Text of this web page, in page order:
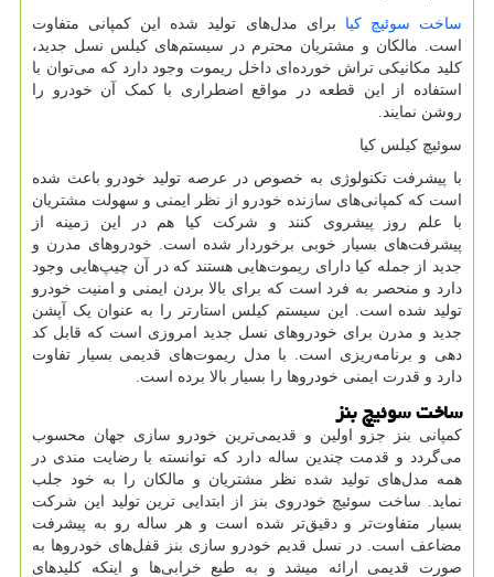
ساخت سوئیچ کیا برای مدل‌های تولید شده این کمپانی متفاوت
است. مالکان و مشتریان محترم در سیستم‌های کیلس نسل جدید،
کلید مکانیکی تراش خورده‌ای داخل ریموت وجود دارد که می‌توان با
استفاده از این قطعه در مواقع اضطراری با کمک آن خودرو را
روشن نمایند.
سوئیچ کیلس کیا
با پیشرفت تکنولوژی به خصوص در عرصه تولید خودرو باعث شده
است که کمپانی‌های سازنده خودرو از نظر ایمنی و سهولت مشتریان
با علم روز پیشروی کنند و شرکت کیا هم در این زمینه از
پیشرفت‌های بسیار خوبی برخوردار شده است. خودروهای مدرن و
جدید از جمله کیا دارای ریموت‌هایی هستند که در آن چیپ‌هایی وجود
دارد و منحصر به فرد است که برای بالا بردن ایمنی و امنیت خودرو
تولید شده است. این سیستم کیلس استارتر را به عنوان یک آپشن
جدید و مدرن برای خودروهای نسل جدید امروزی است که قابل کد
دهی و برنامه‌ریزی است. با مدل ریموت‌های قدیمی بسیار تفاوت
دارد و قدرت ایمنی خودروها را بسیار بالا برده است.
ساخت سوئیچ بنز
کمپانی بنز جزو اولین و قدیمی‌ترین خودرو سازی جهان محسوب
می‌گردد و قدمت چندین ساله دارد که توانسته با رضایت مندی در
همه مدل‌های تولید شده نظر مشتریان و مالکان را به خود جلب
نماید. ساخت سوئیچ خودروی بنز از ابتدایی ترین تولید این شرکت
بسیار متفاوت‌تر و دقیق‌تر شده است و هر ساله رو به پیشرفت
مضاعف است. در نسل قدیم خودرو سازی بنز قفل‌های خودروها به
صورت قدیمی ارائه میشد و به طبع خرابی‌ها و اینکه کلیدهای